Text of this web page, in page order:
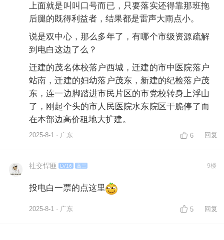
上面就是叫叫口号而已，只要落实还得靠那班拖
后腿的既得利益者，结果都是雷声大雨点小。
说是双中心，那么多年了，有哪个市级资源疏解
到电白这边了么？
迁建的茂名体校落户西城，迁建的市中医院落户
站南，迁建的妇幼落户茂东，新建的纪检落户茂
东，连一边脚踏进市民片区的市党校转身上浮山
了，刚起个头的市人民医院水东院区干脆停了而
在本部边高价租地大扩建。
2025-8-1 · 广东 6 回复
社交悍匪 LV16 高三 9楼
投电白一票的点这里
2025-8-1 · 广东 5 回复